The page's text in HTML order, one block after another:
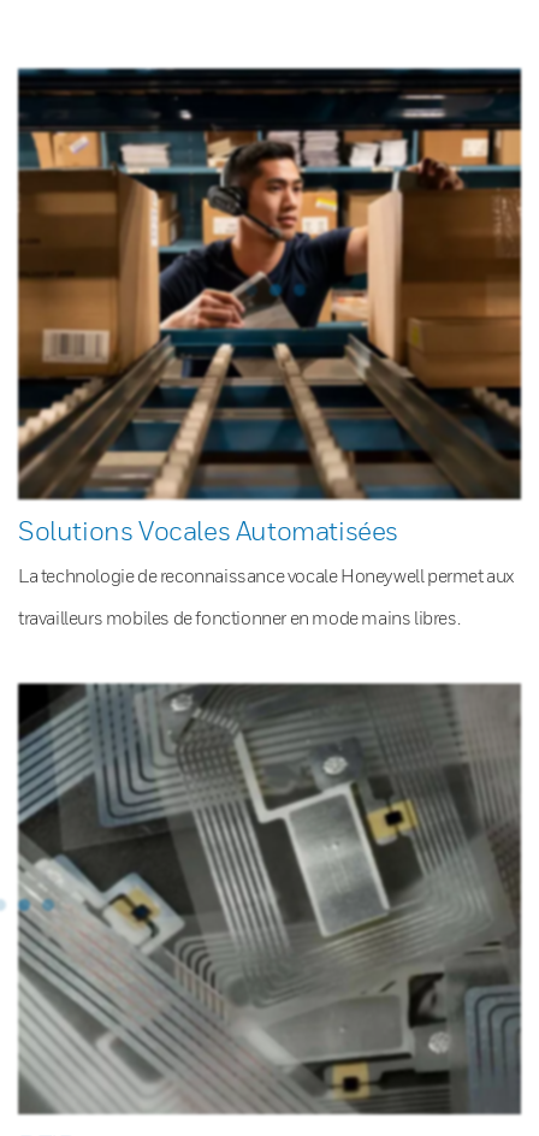
Solutions Vocales Automatisées
La technologie de reconnaissance vocale Honeywell permet aux
travailleurs mobiles de fonctionner en mode mains libres.